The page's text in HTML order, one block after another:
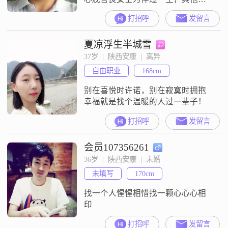
面条件没有要求，不嫌弃有意者像
我招个手 ！谢谢女士
打招呼 发留言
夏凉浮生半城雪
37岁  |  陕西安康  |  离异
自由职业
168cm
别在喜悦时许诺，别在寂寞时拥抱
幸福就是找个温暖的人过一辈子！
打招呼 发留言
会员107356261
36岁  |  陕西安康  |  未婚
未填写
170cm
找一个人惺惺相惜找一颗心心心相
印
打招呼 发留言